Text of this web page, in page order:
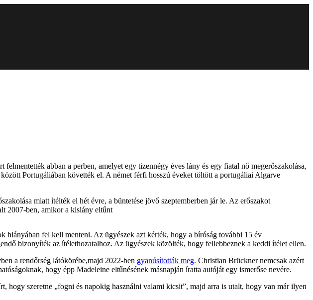
abban a perben, amelyet egy tizennégy éves lány és egy fiatal nő megerőszakolása,
Portugáliában követték el. A német férfi hosszú éveket töltött a portugáliai Algarve
miatt ítélték el hét évre, a büntetése jövő szeptemberben jár le. Az erőszakot
2007-ben, amikor a kislány eltűnt
hiányában fel kell menteni. Az ügyészek azt kérték, hogy a bíróság további 15 év
bizonyíték az ítélethozatalhoz. Az ügyészek közölték, hogy fellebbeznek a keddi ítélet ellen.
a rendőrség látókörébe,majd 2022-ben gyanúsították meg. Christian Brückner nemcsak azért
hogy épp Madeleine eltűnésének másnapján íratta autóját egy ismerőse nevére.
hogy szeretne „fogni és napokig használni valami kicsit”, majd arra is utalt, hogy van már ilyen